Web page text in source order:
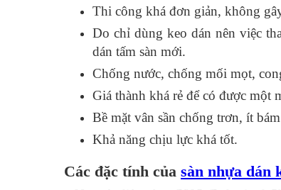
Thi công khá đơn giản, không
Do chỉ dùng keo dán nên việc
dán tấm sàn mới.
Chống nước, chống mối mọt,
Giá thành khá rẻ để có được một
Bề mặt vân sần chống trơn, ít
Khả năng chịu lực khá tốt.
Các đặc tính của sàn nhựa dán